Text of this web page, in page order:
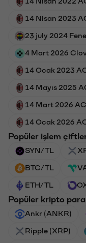
14 Nisan 2023
23 july 2024
4 Mart 2026
14 Ocak 2023
14 Mayıs 2025
14 Mart 2026
14 Ocak 2026
Popüler işlem
SYN/TL
BTC/TL
ETH/TL
Popüler kripto
Ankr (ANKR)
Ripple (XRP)